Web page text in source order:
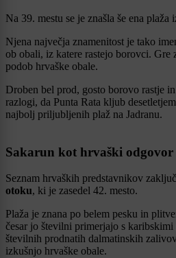
Na 39. mestu se je znašla še ena plaža
Njena največja znamenitost je tako
ob obali, iz katere rastejo borovci.
podob hrvaške obale.
Droben bel prod, gosto borovo rastje
razlogi, da Punta Rata kljub
najbolj priljubljenih plaž na Jadranu.
Sakarun kot hrvaški
Seznam hrvaških predstavnikov
otoku, ki je zasedel 42. mesto.
Plaža je znana po belem pesku in
česar jo številni primerjajo s
številnih prodnatih dalmatinskih
izkušnjo hrvaške obale.